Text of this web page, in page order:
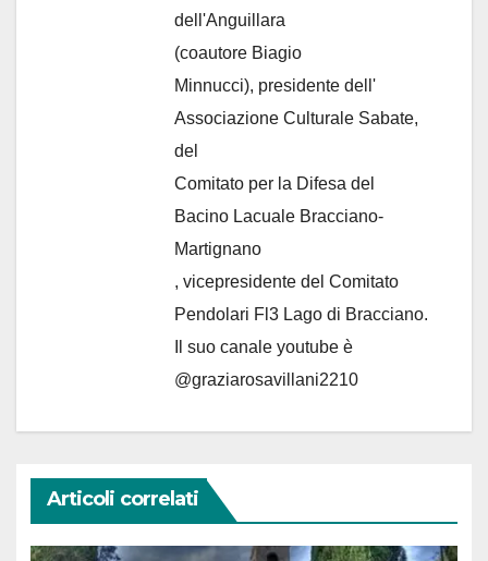
dell'Anguillara
(coautore Biagio
Minnucci), presidente dell'
Associazione Culturale Sabate,
del
Comitato per la Difesa del
Bacino Lacuale Bracciano-
Martignano
, vicepresidente del Comitato
Pendolari Fl3 Lago di Bracciano.
Il suo canale youtube è
@graziarosavillani2210
Articoli correlati